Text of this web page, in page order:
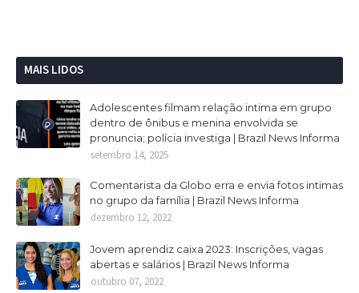
MAIS LIDOS
Adolescentes filmam relação intima em grupo
dentro de ônibus e menina envolvida se
pronuncia; polícia investiga | Brazil News Informa
setembro 14, 2025
Comentarista da Globo erra e envia fotos intimas
no grupo da família | Brazil News Informa
dezembro 12, 2022
Jovem aprendiz caixa 2023: Inscrições, vagas
abertas e salários | Brazil News Informa
outubro 07, 2022